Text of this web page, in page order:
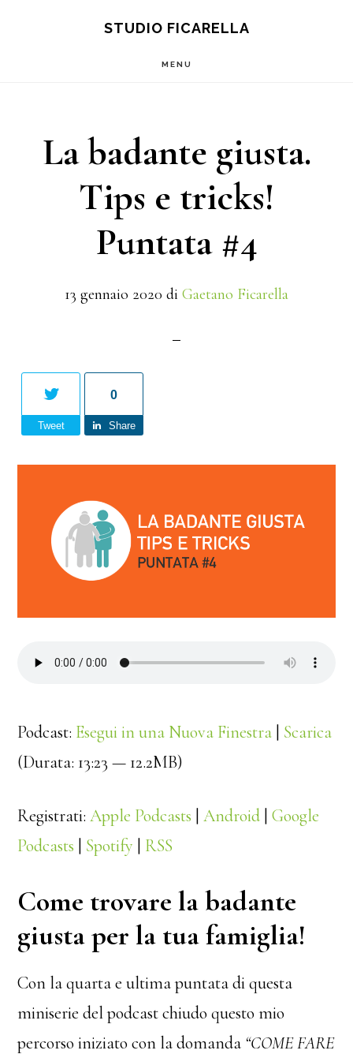
STUDIO FICARELLA
MENU
La badante giusta.
Tips e tricks!
Puntata #4
13 gennaio 2020 di Gaetano Ficarella
Tweet
0
Share
Podcast: Esegui in una Nuova Finestra | Scarica
(Durata: 13:23 — 12.2MB)
Registrati:Apple Podcasts |Android |Google
Podcasts | Spotify | RSS
Come trovare la badante
giusta per la tua famiglia!
Con la quarta e ultima puntata di questa
miniserie del podcast chiudo questo mio
percorso iniziato con la domanda “COME FARE